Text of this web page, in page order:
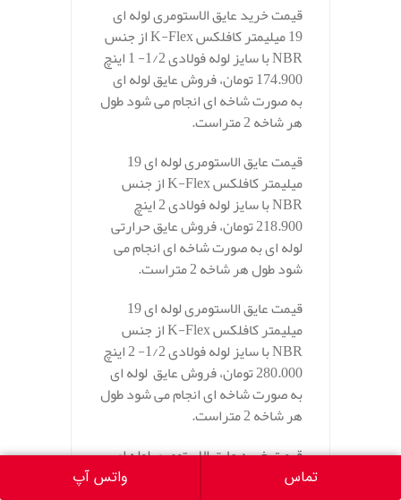
قیمت خرید عایق الاستومری لوله ای
19 میلیمتر کافلکس K-Flex از جنس
NBR با سایز لوله فولادی 1/2- 1 اینچ
174.900 تومان، فروش عایق لوله ای
به صورت شاخه ای انجام می شود طول
هر شاخه 2 متراست.
قیمت عایق الاستومری لوله ای 19
میلیمتر کافلکس K-Flex از جنس
NBR با سایز لوله فولادی 2 اینچ
218.900 تومان، فروش عایق حرارتی
لوله ای به صورت شاخه ای انجام می
شود طول هر شاخه 2 متراست.
قیمت عایق الاستومری لوله ای 19
میلیمتر کافلکس K-Flex از جنس
NBR با سایز لوله فولادی 1/2- 2 اینچ
280.000 تومان، فروش عایق لوله ای
به صورت شاخه ای انجام می شود طول
هر شاخه 2 متراست.
قیمت خرید عایق الاستومری لوله ای
19 میلیمتر کافلکس K-Flex از جنس تماس واتس آپ